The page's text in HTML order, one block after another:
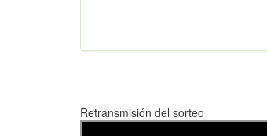
Retransmisión del sorteo